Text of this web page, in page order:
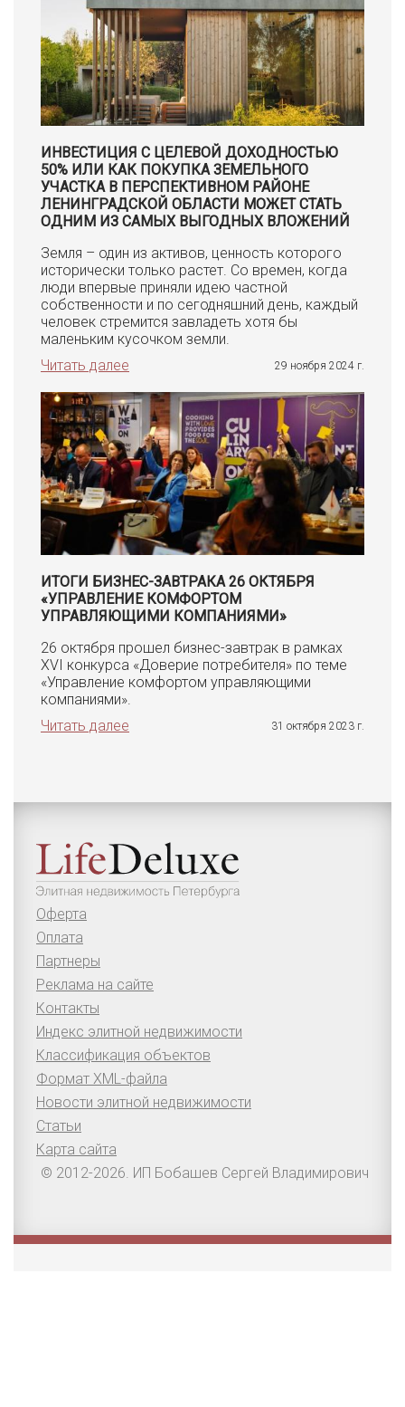
ИНВЕСТИЦИЯ С ЦЕЛЕВОЙ ДОХОДНОСТЬЮ
50% ИЛИ КАК ПОКУПКА ЗЕМЕЛЬНОГО
УЧАСТКА В ПЕРСПЕКТИВНОМ РАЙОНЕ
ЛЕНИНГРАДСКОЙ ОБЛАСТИ МОЖЕТ СТАТЬ
ОДНИМ ИЗ САМЫХ ВЫГОДНЫХ ВЛОЖЕНИЙ
Земля – один из активов, ценность которого
исторически только растет. Со времен, когда
люди впервые приняли идею частной
собственности и по сегодняшний день, каждый
человек стремится завладеть хотя бы
маленьким кусочком земли.
Читать далее
29 ноября 2024 г.
ИТОГИ БИЗНЕС-ЗАВТРАКА 26 ОКТЯБРЯ
«УПРАВЛЕНИЕ КОМФОРТОМ
УПРАВЛЯЮЩИМИ КОМПАНИЯМИ»
26 октября прошел бизнес-завтрак в рамках
XVI конкурса «Доверие потребителя» по теме
«Управление комфортом управляющими
компаниями».
Читать далее
31 октября 2023 г.
Оферта
Оплата
Партнеры
Реклама на сайте
Контакты
Индекс элитной недвижимости
Классификация объектов
Формат XML-файла
Новости элитной недвижимости
Статьи
Карта сайта
© 2012-2026. ИП Бобашев Сергей Владимирович